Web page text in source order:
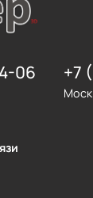
06 +7